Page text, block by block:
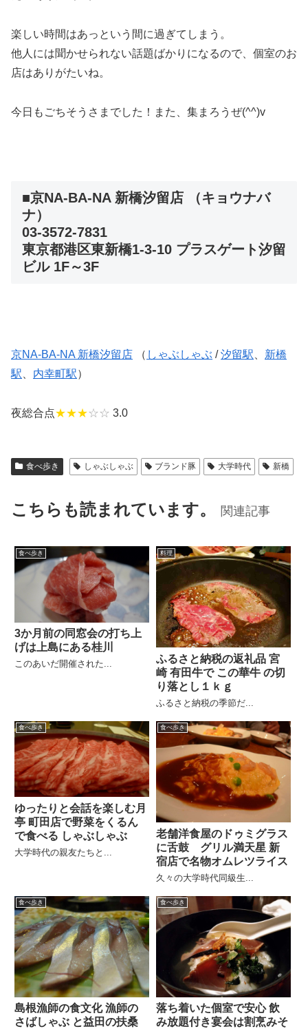
楽しい時間はあっという間に過ぎてしまう。
他人には聞かせられない話題ばかりになるので、個室のお
店はありがたいね。
今日もごちそうさまでした！また、集まろうぜ(^^)v
■京NA-BA-NA 新橋汐留店 （キョウナバ
ナ）
03-3572-7831
東京都港区東新橋1-3-10 プラスゲート汐留
ビル 1F～3F
京NA-BA-NA 新橋汐留店 （ しゃぶしゃぶ /汐留駅
新橋
駅
内幸町駅）
夜総合点★★★☆☆ 3.0
食べ歩き しゃぶしゃぶ ブランド豚 大学時代 新橋
こちらも読まれています。 関連記事
食べ歩き
3か月前の同窓会の打ち上
げは上島にある桂川
このあいだ開催された...
料理
ふるさと納税の返礼品 宮
崎 有田牛で この華牛 の切
り落とし１ｋｇ
ふるさと納税の季節だ...
食べ歩き
ゆったりと会話を楽しむ月
亭 町田店で野菜をくるん
で食べる しゃぶしゃぶ
大学時代の親友たちと...
食べ歩き
老舗洋食屋のドゥミグラス
に舌鼓 グリル満天星 新
宿店で名物オムレツライス
久々の大学時代同級生...
食べ歩き
島根漁師の食文化 漁師の
さばしゃぶ と益田の扶桑
食べ歩き
落ち着いた個室で安心 飲
み放題付き宴会は割烹みそ